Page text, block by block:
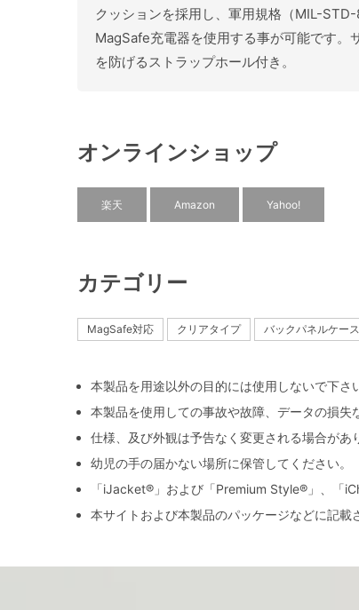
クッションを採用し、軍用規格（MIL-
MagSafe充電器を使用する事が可能です。
を防げるストラップホール付き。
オンラインショップ
楽天 Amazon Yahoo!
カテゴリー
MagSafe対応 クリアタイプ バックパネルケース
本製品を用途以外の目的には使用しないで下さ
本製品を使用しての事故や故障、データの損失
仕様、及び外観は予告なく変更される場合があ
幼児の手の届かない場所に保管してください。
「iJacket®」および「Premium Style®」、「
本サイトおよび本製品のパッケージなどに記載